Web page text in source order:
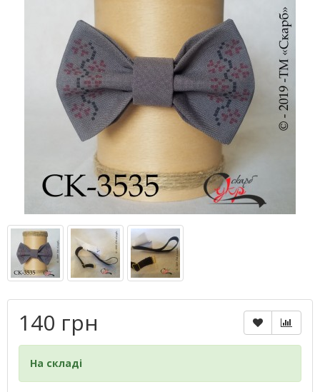
140 грн
На складі